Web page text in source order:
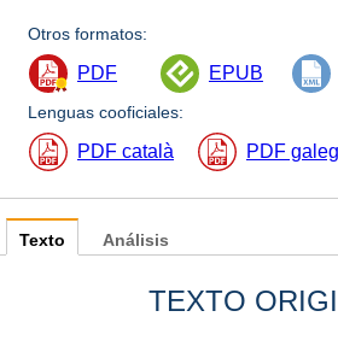
Otros formatos:
PDF EPUB
Lenguas cooficiales:
PDF català PDF
Texto
TEXTO
Análisis